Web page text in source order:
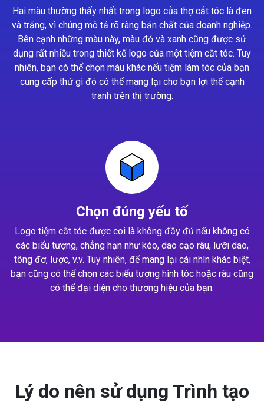
Hai màu thường thấy nhất trong logo của thợ cắt tóc là đen
và trắng, vì chúng mô tả rõ ràng bản chất của doanh nghiệp.
Bên cạnh những màu này, màu đỏ và xanh cũng được sử
dụng rất nhiều trong thiết kế logo của một tiệm cắt tóc. Tuy
nhiên, bạn có thể chọn màu khác nếu tiệm làm tóc của bạn
cung cấp thứ gì đó có thể mang lại cho bạn lợi thế cạnh
tranh trên thị trường.
Chọn đúng yếu tố
Logo tiệm cắt tóc được coi là không đầy đủ nếu không có
các biểu tượng, chẳng hạn như kéo, dao cạo râu, lưỡi dao,
tông đơ, lược, v.v. Tuy nhiên, để mang lại cái nhìn khác biệt,
bạn cũng có thể chọn các biểu tượng hình tóc hoặc râu cũng
có thể đại diện cho thương hiệu của bạn.
Lý do nên sử dụng Trình tạo